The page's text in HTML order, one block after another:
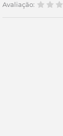
Avaliação: